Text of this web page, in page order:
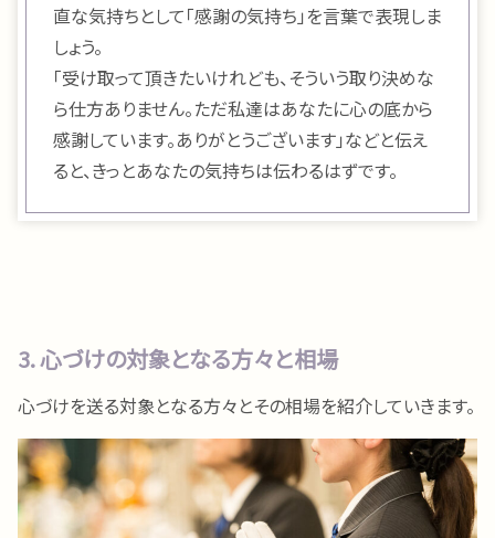
直な気持ちとして「感謝の気持ち」を言葉で表現しま
しょう。
「受け取って頂きたいけれども、そういう取り決めな
ら仕方ありません。ただ私達はあなたに心の底から
感謝しています。ありがとうございます」などと伝え
ると、きっとあなたの気持ちは伝わるはずです。
3. 心づけの対象となる方々と相場
心づけを送る対象となる方々とその相場を紹介していきます。